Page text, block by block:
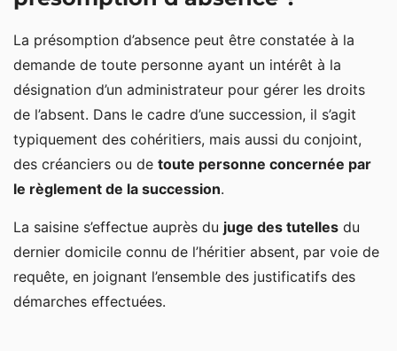
La présomption d’absence peut être constatée à la
demande de toute personne ayant un intérêt à la
désignation d’un administrateur pour gérer les droits
de l’absent. Dans le cadre d’une succession, il s’agit
typiquement des cohéritiers, mais aussi du conjoint,
des créanciers ou de toute personne concernée par
le règlement de la succession.
La saisine s’effectue auprès du juge des tutelles du
dernier domicile connu de l’héritier absent, par voie de
requête, en joignant l’ensemble des justificatifs des
démarches effectuées.